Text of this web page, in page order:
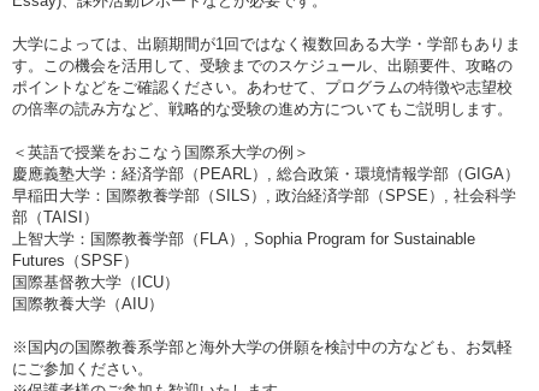
大学によっては、出願期間が1回ではなく複数回ある大学・学部もありま
す。この機会を活用して、受験までのスケジュール、出願要件、攻略の
ポイントなどをご確認ください。あわせて、プログラムの特徴や志望校
の倍率の読み方など、戦略的な受験の進め方についてもご説明します。
＜英語で授業をおこなう国際系大学の例＞
慶應義塾大学：経済学部（PEARL）, 総合政策・環境情報学部（GIGA）
早稲田大学：国際教養学部（SILS）, 政治経済学部（SPSE）, 社会科学
部（TAISI）
上智大学：国際教養学部（FLA）, Sophia Program for Sustainable
Futures（SPSF）
国際基督教大学（ICU）
国際教養大学（AIU）
※国内の国際教養系学部と海外大学の併願を検討中の方なども、お気軽
にご参加ください。